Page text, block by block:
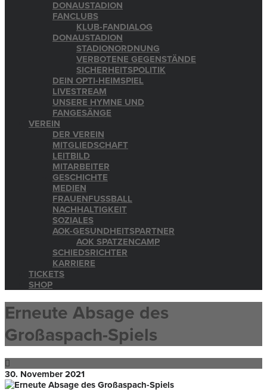
DONAUSTADION
FANCLUBS
KLUB-FANDIALOG
DONAUSTADION
STADIONORDNUNG
VERBOTENE GEGENSTÄNDE
SICHERHEITSPOLITIK
DEIN OPTI-HEIMSPIEL
LIVESTREAM
UNSERE HYMNE UND
FANGESÄNGE
VEREIN
DER VEREIN
MITGLIEDSCHAFT
LEITBILD
MITARBEITER
GESCHICHTE
MEDIEN
FRAUENFUSSBALL
NACHHALTIGKEIT
SOZIALES
AOK-GESUNDHEITSPARTNER
AOK SPATZENCAMP
SCHIEDSRICHTER
KARRIERE
TICKETS
SHOP
Erneute Absage des
Großaspach-Spiels
30. November 2021